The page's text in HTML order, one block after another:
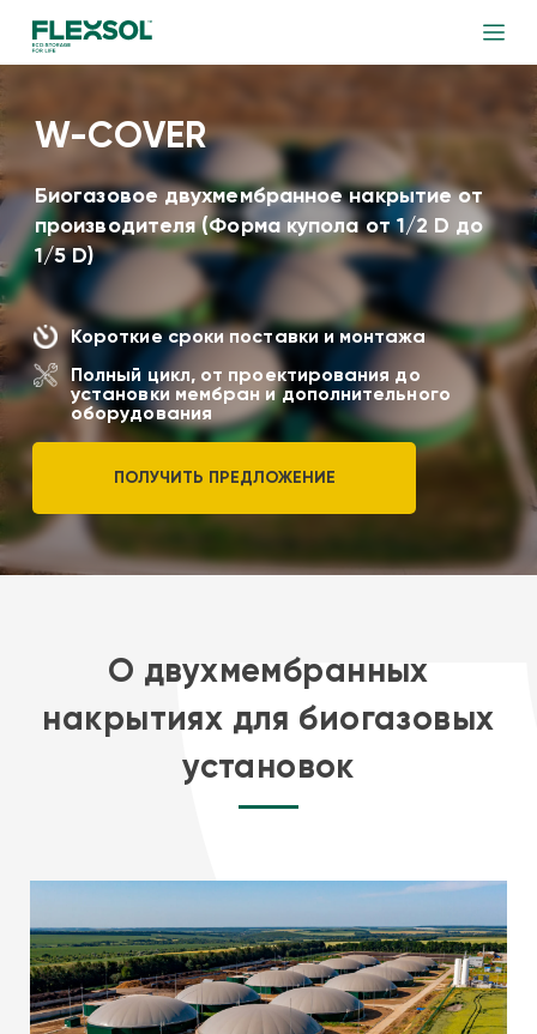
W-COVER
Биогазовое двухмембранное накрытие от
производителя (Форма купола от 1/2 D до
1/5 D)
Короткие сроки поставки и монтажа
Полный цикл, от проектирования до
установки мембран и дополнительного
оборудования
ПОЛУЧИТЬ ПРЕДЛОЖЕНИЕ
О двухмембранных
накрытиях для биогазовых
установок